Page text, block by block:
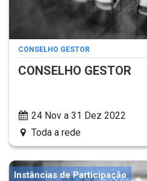
CONSELHO GESTOR
CONSELHO GESTOR
24 Nov a 31 Dez 2022
Toda a rede
Instâncias de Participação